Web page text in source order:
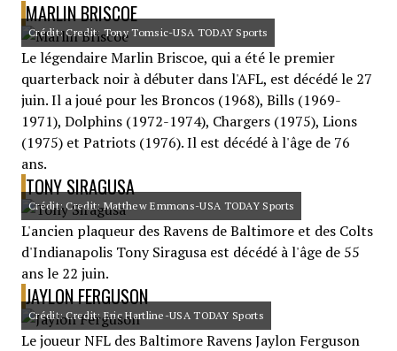
MARLIN BRISCOE
Crédit: Credit: Tony Tomsic-USA TODAY Sports
Le légendaire Marlin Briscoe, qui a été le premier
quarterback noir à débuter dans l'AFL, est décédé le 27
juin. Il a joué pour les Broncos (1968), Bills (1969-
1971), Dolphins (1972-1974), Chargers (1975), Lions
(1975) et Patriots (1976). Il est décédé à l'âge de 76
ans.
TONY SIRAGUSA
Crédit: Credit: Matthew Emmons-USA TODAY Sports
L'ancien plaqueur des Ravens de Baltimore et des Colts
d'Indianapolis Tony Siragusa est décédé à l'âge de 55
ans le 22 juin.
JAYLON FERGUSON
Crédit: Credit: Eric Hartline-USA TODAY Sports
Le joueur NFL des Baltimore Ravens Jaylon Ferguson